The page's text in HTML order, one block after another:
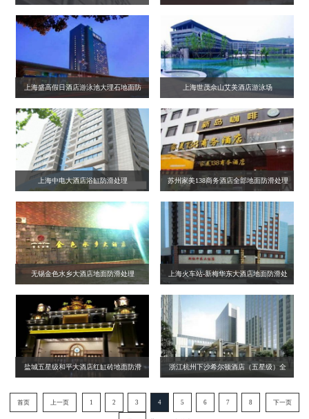
理石地面防滑处理
上海盛高假日酒店游泳池大理石地面防
滑处理
上海世茂佘山艾美酒店游泳场
上海中电大酒店浴缸防滑处理 苏州家美138商务酒店全部地面防滑处理
无锡金色水乡大酒店地面防滑处理 上海火车站-新梅华东大酒店地面防滑处
理浴缸防滑处理
盐城五星级和平大酒店红缸砖地面防滑 浙江杭州下沙希尔顿酒店（五星级）全
首页 上一页 1 2 3 4 5 6 7 8 下一页